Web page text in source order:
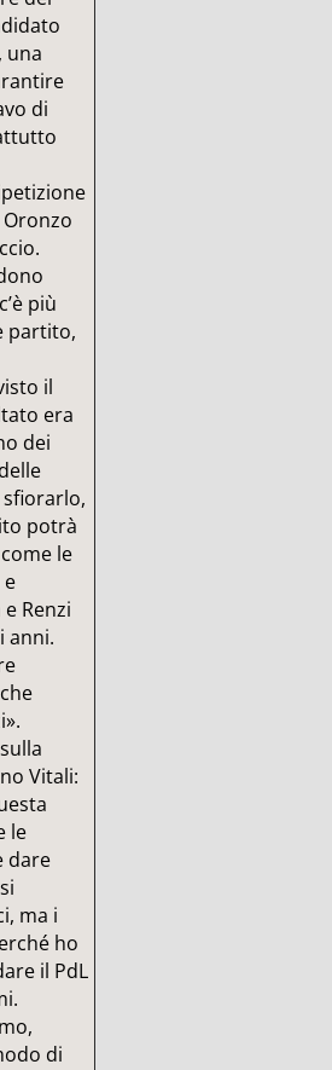
una
di
più
partito,
il
era
dei
sfiorarlo,
potrà
le
e
Renzi
anni.
Vitali:
le
dare
ma i
ho
il PdL
di